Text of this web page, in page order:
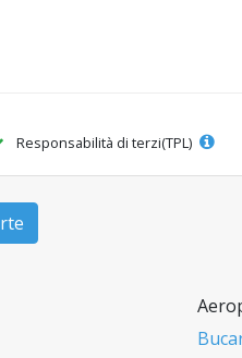
Responsabilità di terzi(TPL)